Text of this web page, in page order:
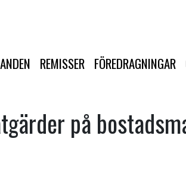
REMISSER FÖREDRAGNINGAR
på